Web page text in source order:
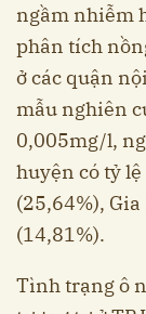
ngầm nhiễm
phân tích
ở các quận
mẫu nghiên
0,005mg/l,
huyện có tỷ
(25,64%),
(14,81%).
Tình trạng ô